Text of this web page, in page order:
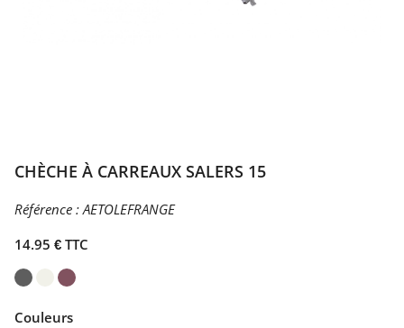
CHÈCHE À CARREAUX SALERS 15
Référence :AETOLEFRANGE
14.95 € TTC
Couleurs